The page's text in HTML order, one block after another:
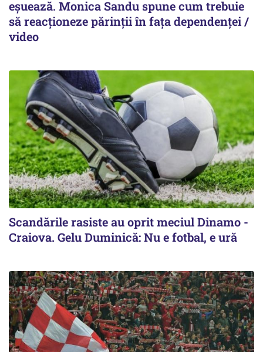
eșuează. Monica Sandu spune cum trebuie
să reacționeze părinții în fața dependenței /
video
Scandările rasiste au oprit meciul Dinamo -
Craiova. Gelu Duminică: Nu e fotbal, e ură